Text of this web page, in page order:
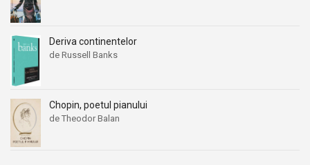
Deriva continentelor
de Russell Banks
Chopin, poetul pianului
de Theodor Balan